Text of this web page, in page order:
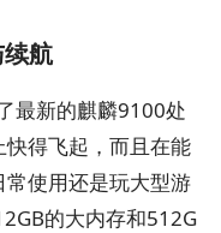
航
最新的麒麟9100处
得飞起，而且在能
使用还是玩大型游
的大内存和512G